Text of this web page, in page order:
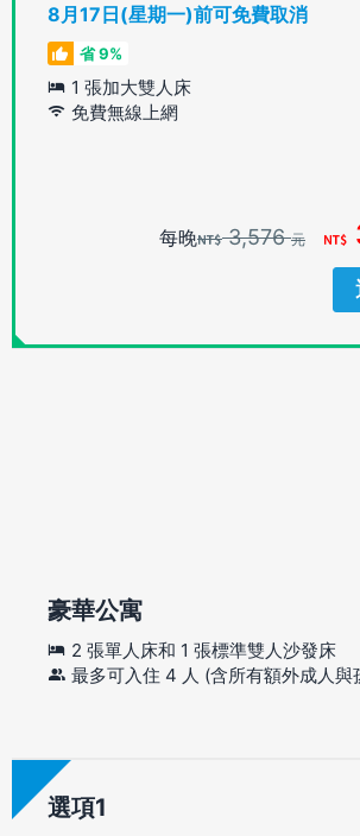
8月17日(星期一)前可免費取消
省 9%
1 張加大雙人床
免費無線上網
每晚 3,576元
豪華公寓
2 張單人床和 1 張標準雙人沙發床
最多可入住 4 人 (含所有額外成人與
選項